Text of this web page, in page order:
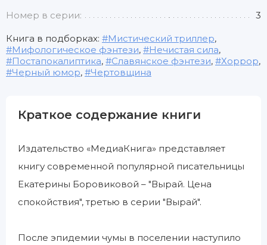
Номер в серии: 3
Книга в подборках: Мистический триллер,
Мифологическое фэнтези, Нечистая сила,
Постапокалиптика, Славянское фэнтези, Хоррор,
Черный юмор, Чертовщина
Краткое содержание книги
Издательство «МедиаКнига» представляет
книгу современной популярной писательницы
Екатерины Боровиковой – "Вырай. Цена
спокойствия", третью в серии "Вырай".
После эпидемии чумы в поселении наступило